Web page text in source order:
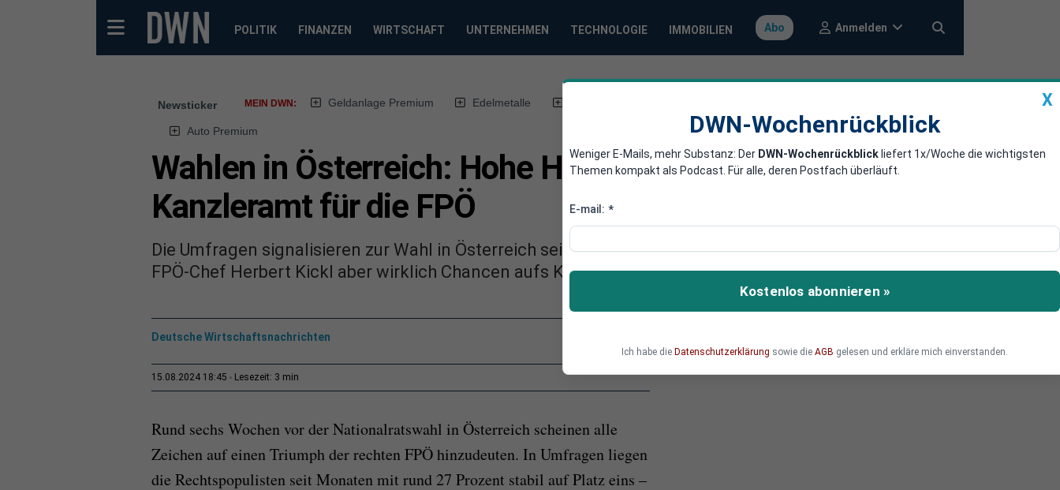
POLITIK FINANZEN WIRTSCHAFT UNTERNEHMEN TECHNOLOGIE IMMOBILIEN Abo Anmelden
Newsticker MEIN DWN: Geldanlage Premium Edelmetalle
Auto Premium
Wahlen in Österreich: Hohe Hürden vor dem
Kanzleramt für die FPÖ
Die Umfragen signalisieren zur Wahl in Österreich seit langem einen Sieger: die rechte FPÖ. Ob
FPÖ-Chef Herbert Kickl aber wirklich Chancen aufs Kanzleramt hat, ist fraglich.
Deutsche Wirtschaftsnachrichten
15.08.2024 18:45 Lesezeit: 3 min
Rund sechs Wochen vor der Nationalratswahl in Österreich scheinen alle
Zeichen auf einen Triumph der rechten FPÖ hinzudeuten. In Umfragen liegen
die Rechtspopulisten seit Monaten mit rund 27 Prozent stabil auf Platz eins –
X
DWN-Wochenrückblick
Weniger E-Mails, mehr Substanz: Der DWN-Wochenrückblick liefert 1x/Woche die wichtigsten
Themen kompakt als Podcast. Für alle, deren Postfach überläuft.
E-mail: *
Kostenlos abonnieren »
Ich habe die Datenschutzerklärung sowie die AGB gelesen und erkläre mich einverstanden.